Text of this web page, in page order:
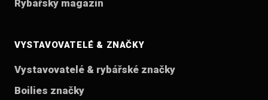
Rybářský magazín
VYSTAVOVATELÉ & ZNAČKY
Vystavovatelé & rybářské značky
Boilies značky